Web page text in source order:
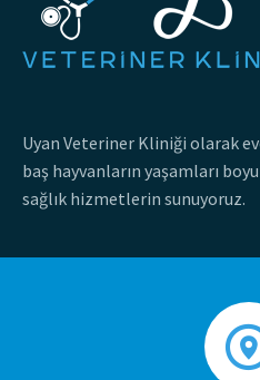
Uyan Veteriner Kliniği olarak
baş hayvanların yaşamları
sağlık hizmetlerin sunuyoruz.